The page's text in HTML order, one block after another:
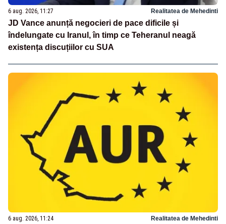
6 aug. 2026, 11:27 Realitatea de Mehedinti
JD Vance anunță negocieri de pace dificile și
îndelungate cu Iranul, în timp ce Teheranul neagă
existența discuțiilor cu SUA
6 aug. 2026, 11:24 Realitatea de Mehedinti